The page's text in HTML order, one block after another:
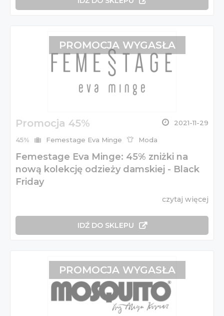
Promocja 45% 2021-11-29
45% Femestage Eva Minge Moda
Femestage Eva Minge: 45% zniżki na
nową kolekcję odzieży damskiej - Black
Friday
czytaj więcej
IDŹ DO SKLEPU
PROMOCJA WYGASŁA
PROMOCJA WYGASŁA